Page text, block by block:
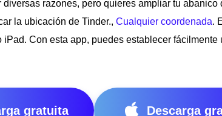
razones, pero quieres ampliar tu
la ubicación de Tinder., Cualquier coordenada.
Con esta app, puedes establecer
gratuita Descarga